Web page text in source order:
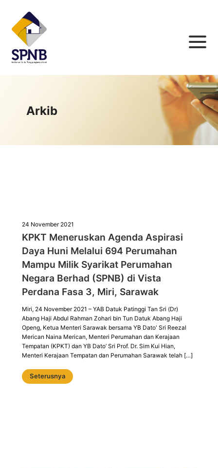
Arkib
24 November 2021
KPKT Meneruskan Agenda Aspirasi
Daya Huni Melalui 694 Perumahan
Mampu Milik Syarikat Perumahan
Negara Berhad (SPNB) di Vista
Perdana Fasa 3, Miri, Sarawak
Miri, 24 November 2021 – YAB Datuk Patinggi Tan Sri (Dr)
Abang Haji Abdul Rahman Zohari bin Tun Datuk Abang Haji
Openg, Ketua Menteri Sarawak bersama YB Dato' Sri Reezal
Merican Naina Merican, Menteri Perumahan dan Kerajaan
Tempatan (KPKT) dan YB Dato’ Sri Prof. Dr. Sim Kui Hian,
Menteri Kerajaan Tempatan dan Perumahan Sarawak telah […]
Seterusnya